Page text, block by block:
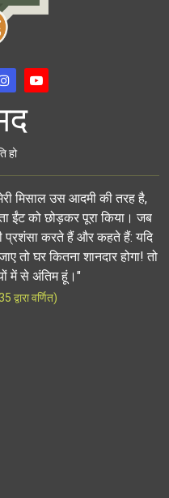
हो
मिसाल उस आदमी की तरह है,
ईंट को छोड़कर पूरा किया। जब
प्रशंसा करते हैं और कहते हैं: यदि
तो घर कितना शानदार होगा! तो
में से अंतिम हूं।"
वर्णित)